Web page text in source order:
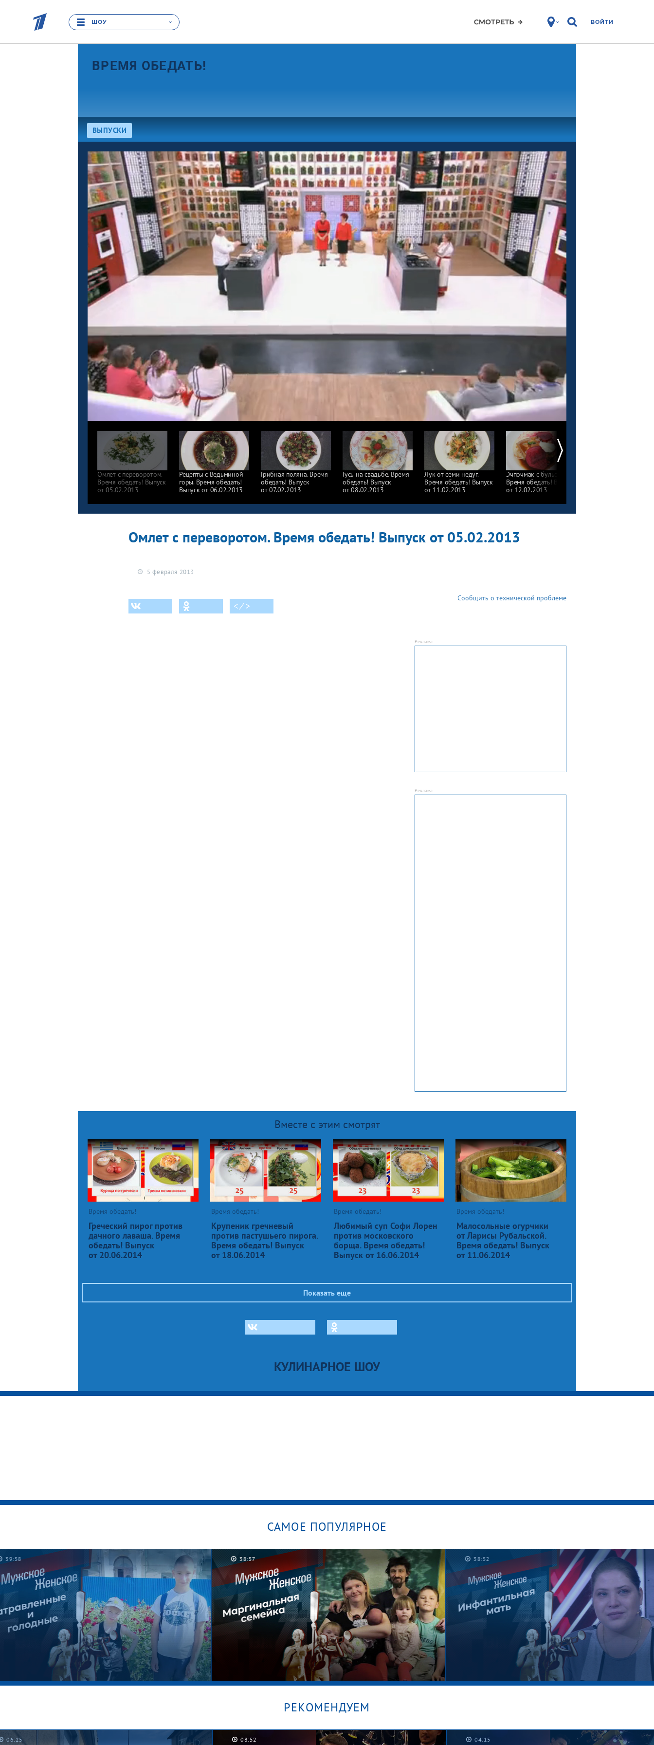
ШОУ ВОЙТИ
ВРЕМЯ ОБЕДАТЬ!
ВЫПУСКИ
Омлет с переворотом.
Время обедать! Выпуск
от 05.02.2013
Рецепты с Ведьминой
горы. Время обедать!
Выпуск от 06.02.2013
Грибная поляна. Время
обедать! Выпуск
от 07.02.2013
Гусь на свадьбе. Время
обедать! Выпуск
от 08.02.2013
Лук от семи недуг.
Время обедать! Выпуск
от 11.02.2013
Эчпочмак с бульоном.
Время обедать! Выпуск
от 12.02.2013
Омлет с переворотом. Время обедать! Выпуск от 05.02.2013
5 февраля 2013
< ⁄ >
Сообщить о технической проблеме
Вместе с этим смотрят
Время обедать!
Греческий пирог против
дачного лаваша. Время
обедать! Выпуск
от 20.06.2014
Время обедать!
Крупеник гречневый
против пастушьего пирога.
Время обедать! Выпуск
от 18.06.2014
Время обедать!
Любимый суп Софи Лорен
против московского
борща. Время обедать!
Выпуск от 16.06.2014
Время обедать!
Малосольные огурчики
от Ларисы Рубальской.
Время обедать! Выпуск
от 11.06.2014
Показать еще
КУЛИНАРНОЕ ШОУ
САМОЕ ПОПУЛЯРНОЕ
39:58 38:57 38:52
РЕКОМЕНДУЕМ
06:25 08:52 04:15